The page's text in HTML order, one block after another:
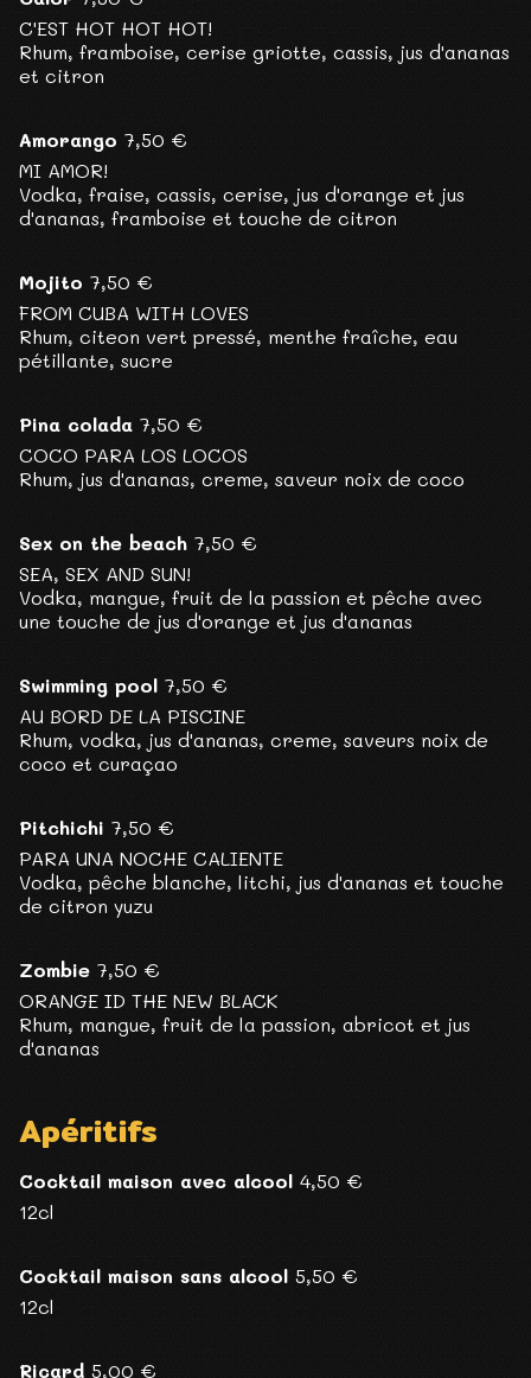
C'EST HOT HOT HOT!
Rhum, framboise, cerise griotte, cassis, jus d'ananas
et citron
Amorango 7,50 €
MI AMOR!
Vodka, fraise, cassis, cerise, jus d'orange et jus
d'ananas, framboise et touche de citron
Mojito 7,50 €
FROM CUBA WITH LOVES
Rhum, citeon vert pressé, menthe fraîche, eau
pétillante, sucre
Pina colada 7,50 €
COCO PARA LOS LOCOS
Rhum, jus d'ananas, creme, saveur noix de coco
Sex on the beach 7,50 €
SEA, SEX AND SUN!
Vodka, mangue, fruit de la passion et pêche avec
une touche de jus d'orange et jus d'ananas
Swimming pool 7,50 €
AU BORD DE LA PISCINE
Rhum, vodka, jus d'ananas, creme, saveurs noix de
coco et curaçao
Pitchichi 7,50 €
PARA UNA NOCHE CALIENTE
Vodka, pêche blanche, litchi, jus d'ananas et touche
de citron yuzu
Zombie 7,50 €
ORANGE ID THE NEW BLACK
Rhum, mangue, fruit de la passion, abricot et jus
d'ananas
Apéritifs
Cocktail maison avec alcool 4,50 €
12cl
Cocktail maison sans alcool 5,50 €
12cl
Ricard 5,00 €